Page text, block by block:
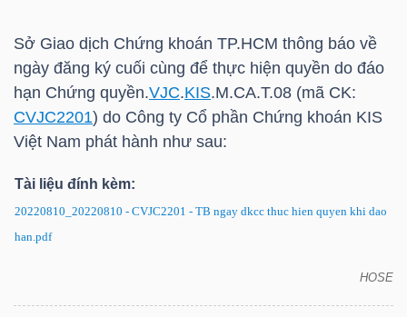
Sở Giao dịch Chứng khoán TP.HCM thông báo về
ngày đăng ký cuối cùng để thực hiện quyền do đáo
hạn Chứng quyền.VJC.KIS.M.CA.T.08 (mã CK:
CVJC2201) do Công ty Cổ phần Chứng khoán KIS
Việt Nam phát hành như sau:
Tài liệu đính kèm:
20220810_20220810 - CVJC2201 - TB ngay dkcc thuc hien quyen khi dao
han.pdf
HOSE
BẤT
TÀI
CHÍNH